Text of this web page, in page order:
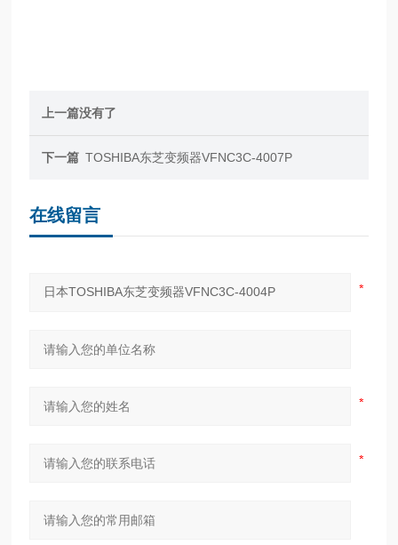
上一篇没有了
下一篇 TOSHIBA东芝变频器VFNC3C-4007P
在线留言